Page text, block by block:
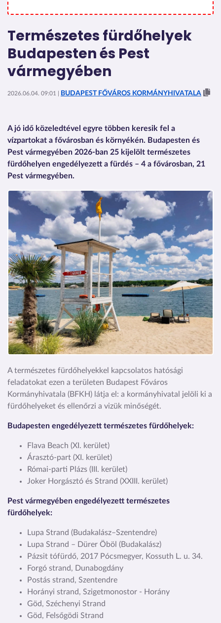
Természetes fürdőhelyek
Budapesten és Pest
vármegyében
2026.06.04. 09:01 | BUDAPEST FŐVÁROS KORMÁNYHIVATALA
A jó idő közeledtével egyre többen keresik fel a
vízpartokat a fővárosban és környékén. Budapesten és
Pest vármegyében 2026-ban 25 kijelölt természetes
fürdőhelyen engedélyezett a fürdés – 4 a fővárosban, 21
Pest vármegyében.
Kép
A természetes fürdőhelyekkel kapcsolatos hatósági
feladatokat ezen a területen Budapest Főváros
Kormányhivatala (BFKH) látja el: a kormányhivatal jelöli ki a
fürdőhelyeket és ellenőrzi a vizük minőségét.
Budapesten engedélyezett természetes fürdőhelyek:
Flava Beach (XI. kerület)
Árasztó-part (XI. kerület)
Római-parti Plázs (III. kerület)
Joker Horgásztó és Strand (XXIII. kerület)
Pest vármegyében engedélyezett természetes
fürdőhelyek:
Lupa Strand (Budakalász–Szentendre)
Lupa Strand – Dürer Öböl (Budakalász)
Pázsit tófürdő, 2017 Pócsmegyer, Kossuth L. u. 34.
Forgó strand, Dunabogdány
Postás strand, Szentendre
Horányi strand, Szigetmonostor - Horány
Göd, Széchenyi Strand
Göd, Felsőgödi Strand